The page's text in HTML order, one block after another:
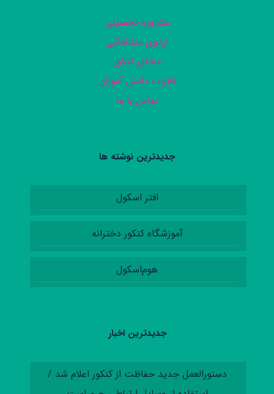
مشاوره تحصیلی
اردوی مطالعاتی
مشاور کنکور
نظرات دانش آموزان
تماس با ما
جدیدترین نوشته ها
افتر اسکول
آموزشگاه کنکور دخترانه
هوم‌اسکول
جدیدترین اخبار
دستورالعمل‌ جدید حفاظت از کنکور اعلام شد /